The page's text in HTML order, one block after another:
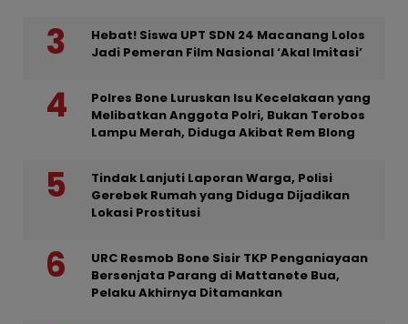
Hebat! Siswa UPT SDN 24 Macanang Lolos
Jadi Pemeran Film Nasional ‘Akal Imitasi’
Polres Bone Luruskan Isu Kecelakaan yang
Melibatkan Anggota Polri, Bukan Terobos
Lampu Merah, Diduga Akibat Rem Blong
Tindak Lanjuti Laporan Warga, Polisi
Gerebek Rumah yang Diduga Dijadikan
Lokasi Prostitusi
URC Resmob Bone Sisir TKP Penganiayaan
Bersenjata Parang di Mattanete Bua,
Pelaku Akhirnya Ditamankan